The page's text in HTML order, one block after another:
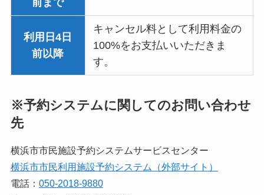
利用日4日
前以降
キャンセル料として利用料金の
100%をお支払いいただきま
す。
※予約システムに関してのお問い合わせ
先
横浜市市民施設予約システムサービスセンター
横浜市市民利用施設予約システム（外部サイト）
電話： 050-2018-9880